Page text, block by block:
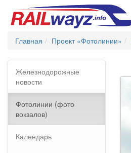
Главная Проект «Фотолинии»
Железнодорожные
новости
Фотолинии (фото
вокзалов)
Календарь